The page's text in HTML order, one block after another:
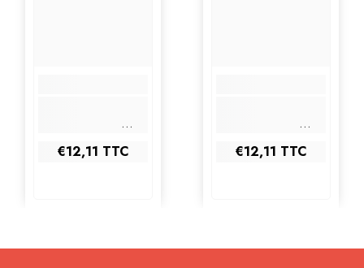
€12,11 TTC €12,11 TTC